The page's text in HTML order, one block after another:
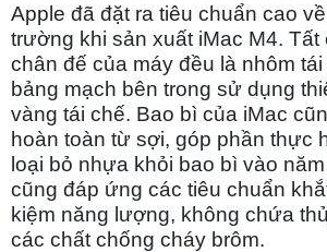
Apple đã đặt ra tiêu chuẩn cao
trường khi sản xuất iMac M4. Tất
chân đế của máy đều là nhôm
bảng mạch bên trong sử dụng
vàng tái chế. Bao bì của iMac
hoàn toàn từ sợi, góp phần thực
loại bỏ nhựa khỏi bao bì vào
cũng đáp ứng các tiêu chuẩn
kiệm năng lượng, không chứa
các chất chống cháy brôm.